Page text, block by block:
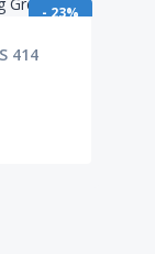
- 23%
414